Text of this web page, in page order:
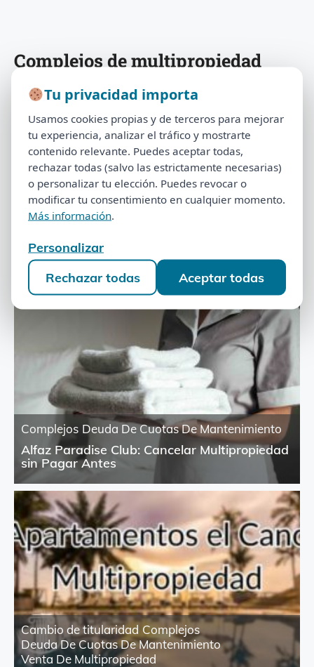
Complejos de multipropiedad
Encuentra tu complejo y mira soluciones que ya
Buscar: Buscar
Complejos de Multipropiedad
Complejos Deuda De Cuotas De Mantenimiento
Alfaz Paradise Club: Cancelar Multipropiedad
sin Pagar Antes
Cambio de titularidad Complejos
Deuda De Cuotas De Mantenimiento
Venta De Multipropiedad
Tu privacidad importa
Usamos cookies propias y de terceros para mejorar
tu experiencia, analizar el tráfico y mostrarte
contenido relevante. Puedes aceptar todas,
rechazar todas (salvo las estrictamente necesarias)
o personalizar tu elección. Puedes revocar o
modificar tu consentimiento en cualquier momento.
Más información.
Personalizar
Rechazar todas
Aceptar todas
Tu privacidad importa
Usamos cookies propias y de terceros para mejorar
tu experiencia, analizar el tráfico y mostrarte
contenido relevante. Puedes aceptar todas,
rechazar todas (salvo las estrictamente necesarias)
o personalizar tu elección. Puedes revocar o
modificar tu consentimiento en cualquier momento.
Más información
Personalizar
Rechazar todas
Aceptar todas